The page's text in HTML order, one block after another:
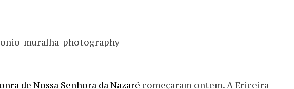
de Nossa Senhora da Nazaré começaram ontem. A Ericeira